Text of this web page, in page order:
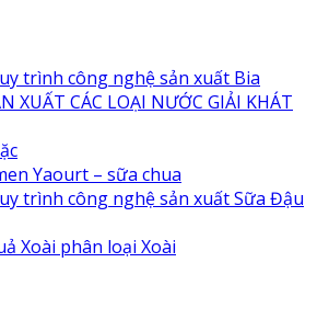
trình công nghệ sản xuất Bia
XUẤT CÁC LOẠI NƯỚC GIẢI KHÁT
Yaourt – sữa chua
trình công nghệ sản xuất Sữa Đậu
Xoài phân loại Xoài